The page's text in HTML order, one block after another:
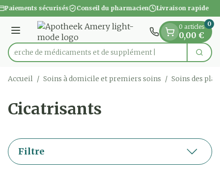
Aller au contenu
1 de 1
Paiements sécurisés Conseil du pharmacien Livraison rapide
Menu
Rechercher
Recherche de médicamen
0 articles
0,00 €
0
Accueil / Soins à domicile et premiers soins / Soins des
Cicatrisants
Filtre